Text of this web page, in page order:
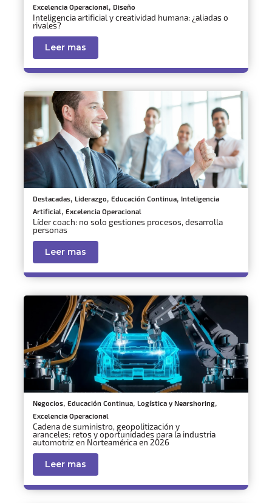
Excelencia Operacional, Diseño
Inteligencia artificial y creatividad humana: ¿aliadas o
rivales?
Leer mas
Destacadas, Liderazgo, Educación Continua, Inteligencia
Artificial, Excelencia Operacional
Líder coach: no solo gestiones procesos, desarrolla
personas
Leer mas
Negocios, Educación Continua, Logística y Nearshoring,
Excelencia Operacional
Cadena de suministro, geopolitización y
aranceles: retos y oportunidades para la industria
automotriz en Norteamérica en 2026
Leer mas